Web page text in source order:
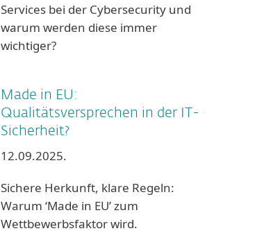
Services bei der Cybersecurity und
warum werden diese immer
wichtiger?
Made in EU:
Qualitätsversprechen in der IT-
Sicherheit?
12.09.2025.
Sichere Herkunft, klare Regeln:
Warum ‘Made in EU’ zum
Wettbewerbsfaktor wird.